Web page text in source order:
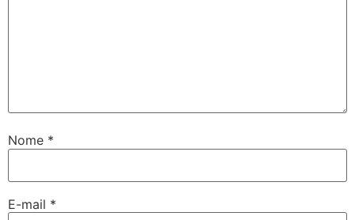
Nome *
E-mail *